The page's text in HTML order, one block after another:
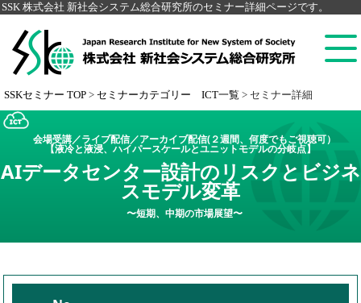
SSK 株式会社 新社会システム総合研究所のセミナー詳細ページです。
SSKセミナー TOP > セミナーカテゴリー ICT一覧 > セミナー詳細
会場受講／ライブ配信／アーカイブ配信(２週間、何度でもご視聴可）
【液冷と液浸、ハイパースケールとユニットモデルの分岐点】
AIデータセンター設計のリスクとビジネ
スモデル変革
〜短期、中期の市場展望〜